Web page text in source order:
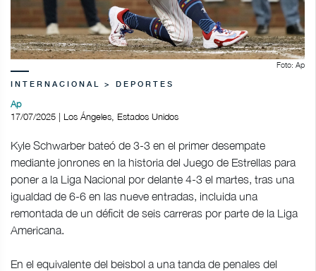
Foto: Ap
INTERNACIONAL > DEPORTES
Ap
17/07/2025 | Los Ángeles, Estados Unidos
Kyle Schwarber bateó de 3-3 en el primer desempate
mediante jonrones en la historia del Juego de Estrellas para
poner a la Liga Nacional por delante 4-3 el martes, tras una
igualdad de 6-6 en las nueve entradas, incluida una
remontada de un déficit de seis carreras por parte de la Liga
Americana.
En el equivalente del beisbol a una tanda de penales del